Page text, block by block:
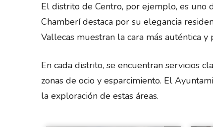
El distrito de Centro, por ejemplo, es uno
Chamberí destaca por su elegancia
Vallecas muestran la cara más auténtica
En cada distrito, se encuentran servicios
zonas de ocio y esparcimiento. El
la exploración de estas áreas.